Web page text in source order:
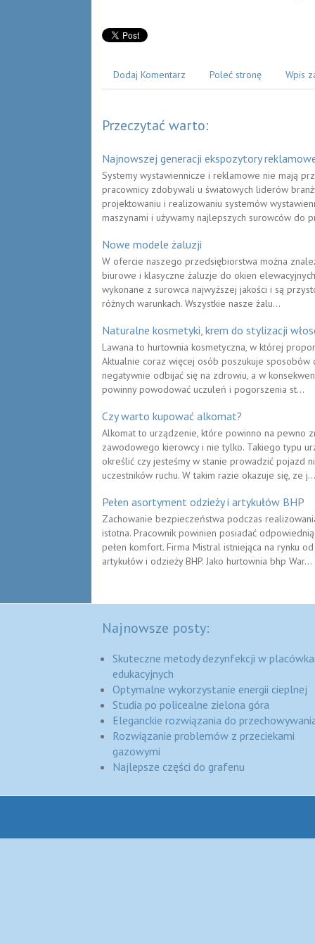
Dodaj Komentarz Poleć stronę Wpis
Przeczytać warto:
Najnowszej generacji ekspozytory
Systemy wystawiennicze i reklamowe nie mają
pracownicy zdobywali u światowych liderów
projektowaniu i realizowaniu systemów
maszynami i używamy najlepszych surowców do
Nowe modele żaluzji
W ofercie naszego przedsiębiorstwa można
biurowe i klasyczne żaluzje do okien
wykonane z surowca najwyższej jakości i są
różnych warunkach. Wszystkie nasze żalu...
Naturalne kosmetyki, krem do stylizacji
Lawana to hurtownia kosmetyczna, w której
Aktualnie coraz więcej osób poszukuje
negatywnie odbijać się na zdrowiu, a w
powinny powodować uczuleń i pogorszenia st...
Czy warto kupować alkomat?
Alkomat to urządzenie, które powinno na pewno
zawodowego kierowcy i nie tylko. Takiego typu
określić czy jesteśmy w stanie prowadzić pojazd
uczestników ruchu. W takim razie okazuje się, ze j...
Pełen asortyment odzieży i artykułów BHP
Zachowanie bezpieczeństwa podczas
istotna. Pracownik powinien posiadać
pełen komfort. Firma Mistral istniejąca na rynku
artykułów i odzieży BHP. Jako hurtownia bhp War...
Najnowsze posty:
Skuteczne metody dezynfekcji w
edukacyjnych
Optymalne wykorzystanie energii cieplnej
Studia po policealne zielona góra
Eleganckie rozwiązania do
Rozwiązanie problemów z przeciekami
gazowymi
Najlepsze części do grafenu